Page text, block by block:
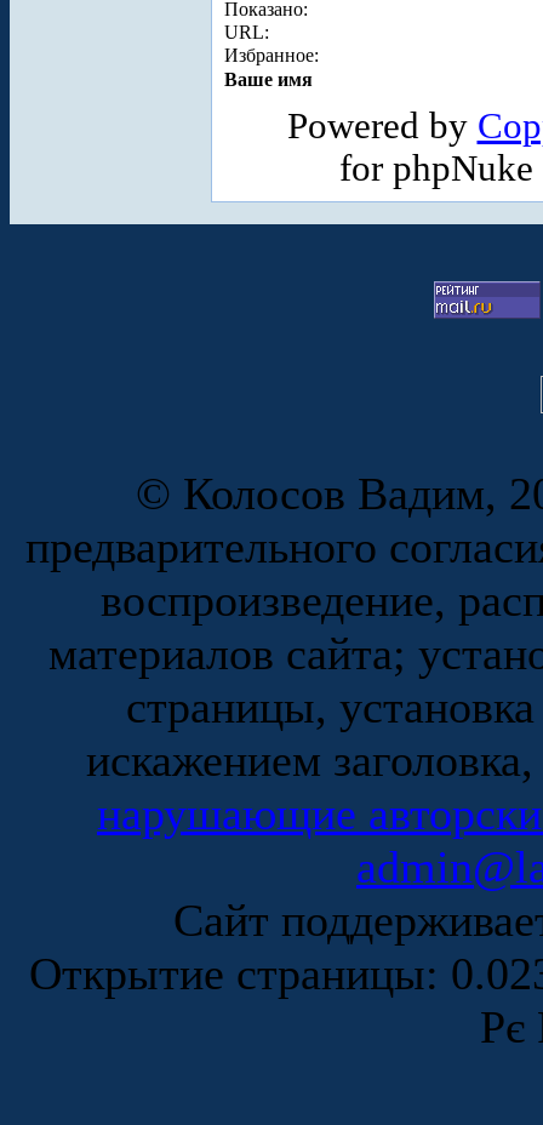
Показано:
URL:
Избранное:
Ваше имя
Powered by
for
© Колосов Вадим,
предварительного
воспроизведение,
материалов сайта;
страницы,
искажением
нарушающие
Сайт
Открытие страницы:
Рє